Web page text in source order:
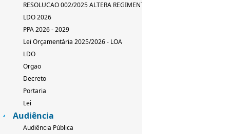
RESOLUCAO 002/2025 ALTERA REGIMENTO INTERNO
LDO 2026
PPA 2026 - 2029
Lei Orçamentária 2025/2026 - LOA
LDO
Orgao
Decreto
Portaria
Lei
Audiência
Audiência Pública